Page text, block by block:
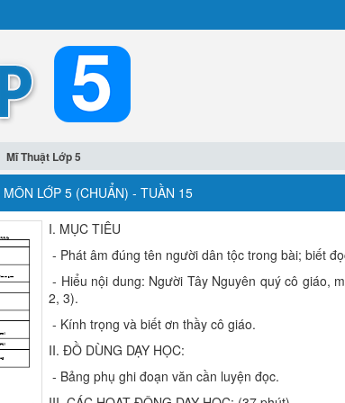
Mĩ Thuật Lớp 5
MÔN LỚP 5 (CHUẨN) - TUẦN 15
I. MỤC TIÊU
- Phát âm đúng tên người dân tộc trong bài; biết
- Hiểu nội dung: Người Tây Nguyên quý cô giáo,
2, 3).
- Kính trọng và biết ơn thầy cô giáo.
II. ĐỒ DÙNG DẠY HỌC:
- Bảng phụ ghi đoạn văn cần luyện đọc.